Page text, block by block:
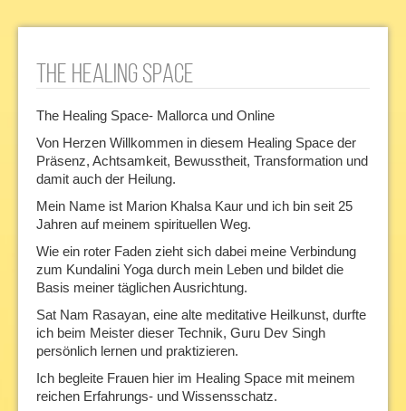
The Healing Space
The Healing Space- Mallorca und Online
Von Herzen Willkommen in diesem Healing Space der
Präsenz, Achtsamkeit, Bewusstheit, Transformation und
damit auch der Heilung.
Mein Name ist Marion Khalsa Kaur und ich bin seit 25
Jahren auf meinem spirituellen Weg.
Wie ein roter Faden zieht sich dabei meine Verbindung
zum Kundalini Yoga durch mein Leben und bildet die
Basis meiner täglichen Ausrichtung.
Sat Nam Rasayan, eine alte meditative Heilkunst, durfte
ich beim Meister dieser Technik, Guru Dev Singh
persönlich lernen und praktizieren.
Ich begleite Frauen hier im Healing Space mit meinem
reichen Erfahrungs- und Wissensschatz.